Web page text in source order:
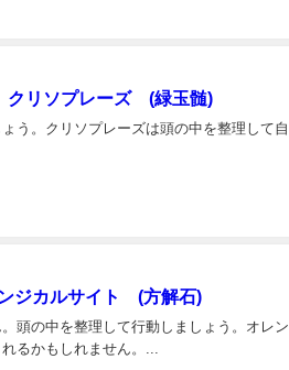
クリソプレーズ (緑玉髄)
う。クリソプレーズは頭の中を整理して自
ンジカルサイト (方解石)
頭の中を整理して行動しましょう。オレン
るかもしれません。...